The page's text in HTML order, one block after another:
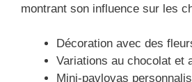
montrant son influence sur les
Décoration avec des
Variations au chocolat et
Mini-pavlovas